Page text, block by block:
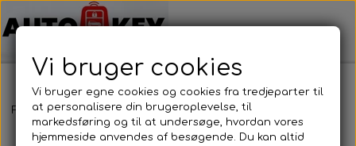
Forside Motorcykel nøgler Kawasaki Kawasaki
Vi bruger cookies
Vi bruger egne cookies og cookies fra tredjeparter til
at personalisere din brugeroplevelse, til
markedsføring og til at undersøge, hvordan vores
hjemmeside anvendes af besøgende. Du kan altid